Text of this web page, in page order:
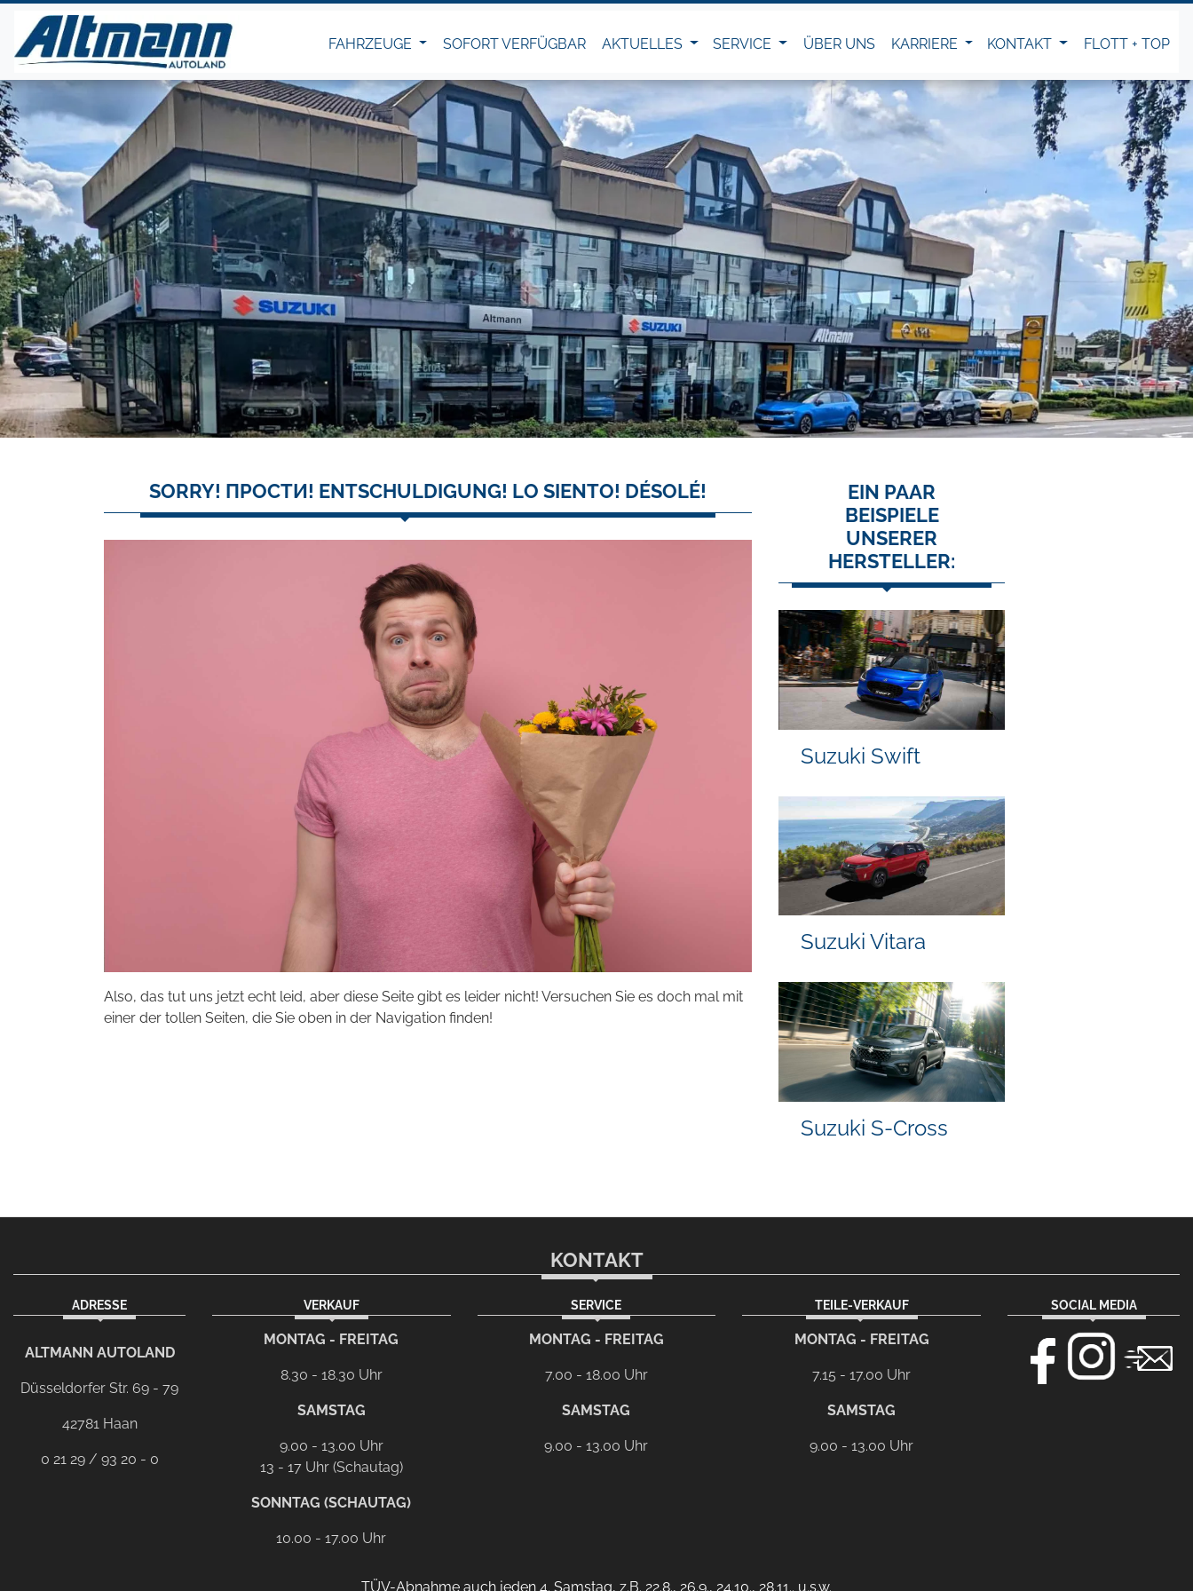
FAHRZEUGE SOFORT VERFÜGBAR AKTUELLES SERVICE ÜBER UNS KARRIERE KONTAKT FLOTT + TOP
SORRY! ПРОСТИ! ENTSCHULDIGUNG! LO SIENTO! DÉSOLÉ!
Also, das tut uns jetzt echt leid, aber diese Seite gibt es leider nicht! Versuchen Sie es doch mal mit
einer der tollen Seiten, die Sie oben in der Navigation finden!
EIN PAAR
BEISPIELE
UNSERER
HERSTELLER:
Suzuki Swift
Suzuki Vitara
Suzuki S-Cross
KONTAKT
ADRESSE
ALTMANN AUTOLAND
Düsseldorfer Str. 69 - 79
42781 Haan
0 21 29 / 93 20 - 0
VERKAUF
MONTAG - FREITAG
8.30 - 18.30 Uhr
SAMSTAG
9.00 - 13.00 Uhr
13 - 17 Uhr (Schautag)
SONNTAG (SCHAUTAG)
10.00 - 17.00 Uhr
SERVICE
MONTAG - FREITAG
7.00 - 18.00 Uhr
SAMSTAG
9.00 - 13.00 Uhr
TEILE-VERKAUF
MONTAG - FREITAG
7.15 - 17.00 Uhr
SAMSTAG
9.00 - 13.00 Uhr
SOCIAL MEDIA
Dieser Link führt zu Ihrem eMail-Programm
TÜV-Abnahme auch jeden 4. Samstag, z.B. 22.8., 26.9., 24.10., 28.11.. u.s.w.